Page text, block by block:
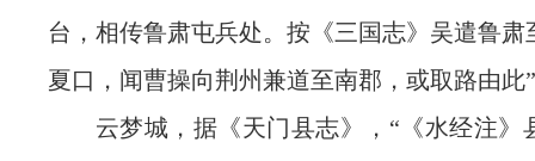
台，相传鲁肃屯兵处。按《三国志》吴遣鲁肃
夏口，闻曹操向荆州兼道至南郡，或取路由此
云梦城，据《天门县志》，“《水经注》